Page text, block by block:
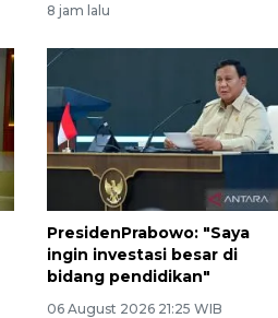
8 jam lalu
PresidenPrabowo: "Saya
ingin investasi besar di
bidang pendidikan"
06 August 2026 21:25 WIB